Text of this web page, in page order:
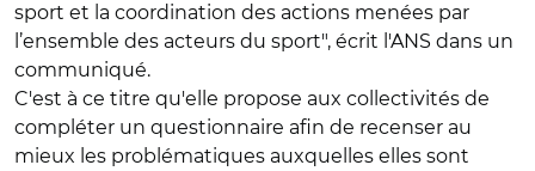
sport et la coordination des actions menées par
l’ensemble des acteurs du sport", écrit l'ANS dans un
communiqué.
C'est à ce titre qu'elle propose aux collectivités de
compléter un questionnaire afin de recenser au
mieux les problématiques auxquelles elles sont